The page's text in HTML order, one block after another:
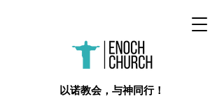
​以诺教会，与神同行！